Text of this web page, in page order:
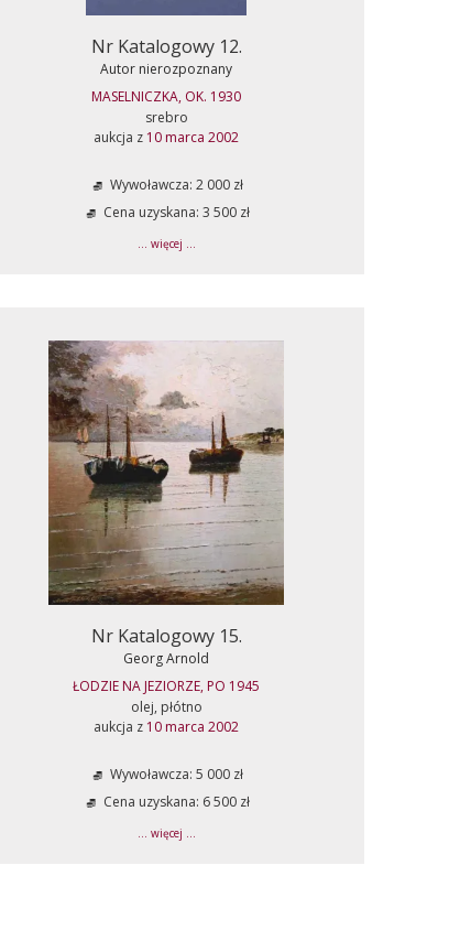
Nr Katalogowy 12.
Autor nierozpoznany
MASELNICZKA, OK. 1930
srebro
aukcja z 10 marca 2002
Wywoławcza: 2 000 zł
Cena uzyskana: 3 500 zł
... więcej ...
Nr Katalogowy 15.
Georg Arnold
ŁODZIE NA JEZIORZE, PO 1945
olej, płótno
aukcja z 10 marca 2002
Wywoławcza: 5 000 zł
Cena uzyskana: 6 500 zł
... więcej ...